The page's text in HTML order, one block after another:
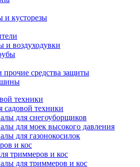
кусторезы
и воздуходувки
средства защиты
техники
садовой техники
для снегоуборщиков
для моек высокого давления
для газонокосилок
и кос
триммеров и кос
для триммеров и кос